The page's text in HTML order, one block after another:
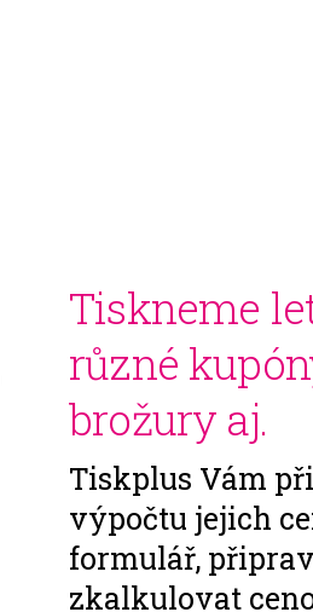
Tiskneme
různé
brožury aj.
Tiskplus Vám
výpočtu jejich
formulář,
zkalkulovat